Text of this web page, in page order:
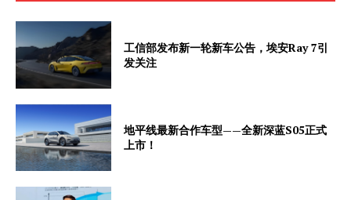
工信部发布新一轮新车公告，埃安Ray 7引
发关注
地平线最新合作车型——全新深蓝S05正式
上市！